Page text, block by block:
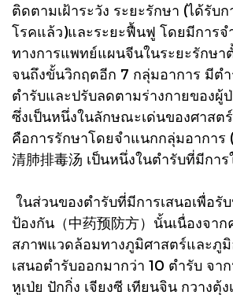
ติดตามเฝ้าระวัง ระยะรักษา (ได้รับ
โรคแล้ว)และระยะฟื้นฟู โดยมีการจ
ทางการแพทย์แผนจีนในระยะรักษา
จนถึงขั้นวิกฤตอีก 7 กลุ่มอาการ มีต
ตำรับและปรับลดตามร่างกายของผู้
ซึ่งเป็นหนึ่งในลักษณะเด่นของศาส
คือการรักษาโดยจำแนกกลุ่มอาการ
清肺排毒汤 เป็นหนึ่งในตำรับที่มีกา
ในส่วนของตำรับที่มีการเสนอเพื่อรั
ป้องกัน（中药预防方）นั้นเนื่องจา
สภาพแวดล้อมทางภูมิศาสตร์และภูมิ
เสนอตำรับออกมากว่า 10 ตำรับ จ
หูเป่ย ปักกิ่ง เจียงซี เทียนจิน กวางตุ้